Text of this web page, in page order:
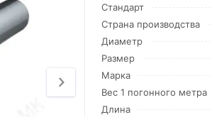
Стандарт
Страна производства
Диаметр
Размер
Марка
Вес 1 погонного метра
Длина